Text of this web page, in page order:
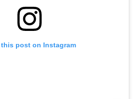
this post on Instagram